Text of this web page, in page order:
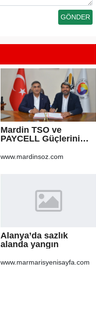
Mardin TSO ve
PAYCELL Güçlerini
www.mardinsoz.com
Alanya’da sazlık
alanda yangın
www.marmarisyenisayfa.com